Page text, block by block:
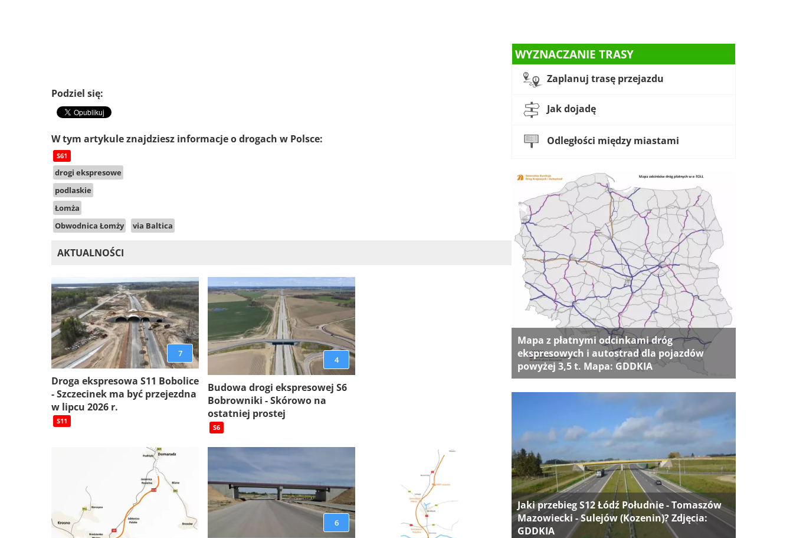
Podziel się:
W tym artykule znajdziesz informacje o drogach w Polsce:
S61
drogi ekspresowe
podlaskie
Łomża
Obwodnica Łomży
via Baltica
AKTUALNOŚCI
7
Droga ekspresowa S11 Bobolice
- Szczecinek ma być przejezdna
w lipcu 2026 r.
S11
4
Budowa drogi ekspresowej S6
Bobrowniki - Skórowo na
ostatniej prostej
S6
6
WYZNACZANIE TRASY
Zaplanuj trasę przejazdu
Jak dojadę
Odległości między miastami
Mapa z płatnymi odcinkami dróg
ekspresowych i autostrad dla pojazdów
powyżej 3,5 t. Mapa: GDDKIA
Jaki przebieg S12 Łódź Południe - Tomaszów
Mazowiecki - Sulejów (Kozenin)? Zdjęcia:
GDDKIA